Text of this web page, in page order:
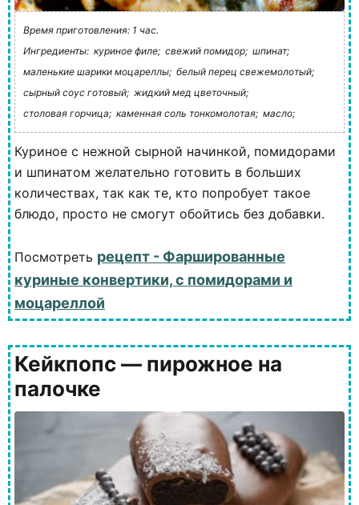
Время приготовления: 1 час.
Ингредиенты: куриное филе; свежий помидор; шпинат;
маленькие шарики моцареллы; белый перец свежемолотый;
сырный соус готовый; жидкий мед цветочный;
столовая горчица; каменная соль тонкомолотая; масло;
Куриное с нежной сырной начинкой, помидорами
и шпинатом желательно готовить в больших
количествах, так как те, кто попробует такое
блюдо, просто не смогут обойтись без добавки.
Посмотреть рецепт - Фаршированные
куриные конвертики, с помидорами и
моцареллой
Кейкпопс — пирожное на
палочке